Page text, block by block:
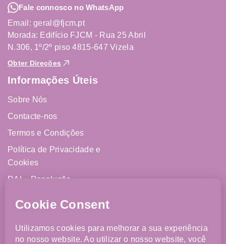
Fale connosco no WhatsApp
Email: geral@fjcm.pt
Morada: Edifício FJCM - Rua 25 Abril
N.306, 1º/2º piso 4815-647 Vizela
Obter Direções
Informações Úteis
Sobre Nós
Contacte-nos
Termos e Condições
Política de Privacidade e
Cookies
RAL - Resolução
Livro de Reclamações